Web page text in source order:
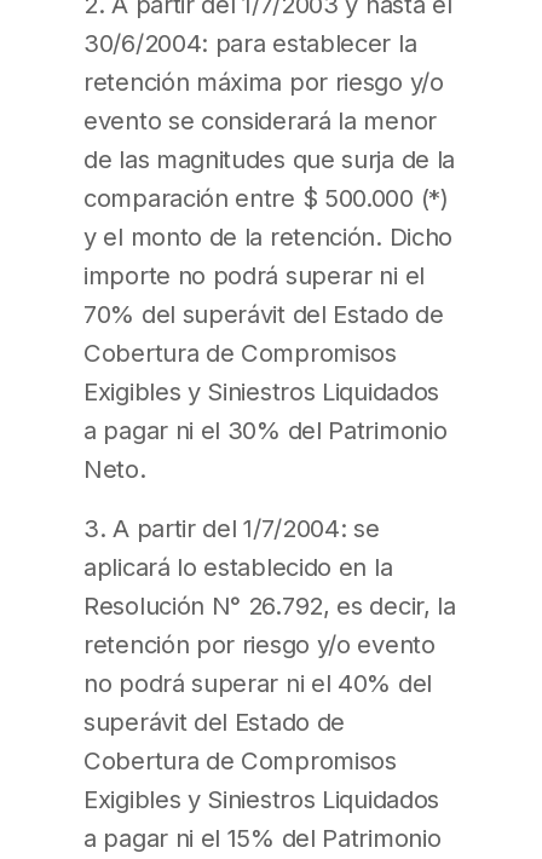
30/6/2004: para establecer la
retención máxima por riesgo y/o
evento se considerará la menor
de las magnitudes que surja de la
comparación entre $ 500.000 (*)
y el monto de la retención. Dicho
importe no podrá superar ni el
70% del superávit del Estado de
Cobertura de Compromisos
Exigibles y Siniestros Liquidados
a pagar ni el 30% del Patrimonio
Neto.
3. A partir del 1/7/2004: se
aplicará lo establecido en la
Resolución N° 26.792, es decir, la
retención por riesgo y/o evento
no podrá superar ni el 40% del
superávit del Estado de
Cobertura de Compromisos
Exigibles y Siniestros Liquidados
a pagar ni el 15% del Patrimonio